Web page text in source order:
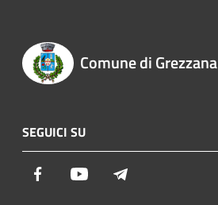
Comune di Grezzana
SEGUICI SU
Facebook Youtube